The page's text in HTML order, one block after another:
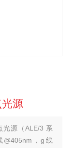
源
光源（ALE/3 系
，g线